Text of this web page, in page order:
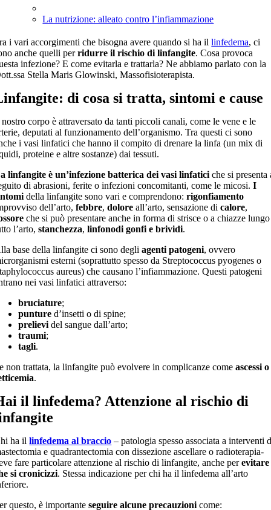
La nutrizione: alleato contro l’infiammazione
i vari accorgimenti che bisogna avere quando si ha illinfedema, ci
anche quelli perridurre il rischio di linfangite. Cosa provoca
infezione? E come evitarla e trattarla? Ne abbiamo parlato con la
Stella Maris Glowinski, Massofisioterapista.
: di cosa si tratta, sintomi e cause
corpo è attraversato da tanti piccoli canali, come le vene e le
deputati al funzionamento dell’organismo. Tra questi ci sono
i vasi linfatici che hanno il compito di drenare la linfa (un mix di
proteine e altre sostanze) dai tessuti.
linfangite è un’infezione batterica dei vasi linfatici che si presenta
di abrasioni, ferite o infezioni concomitanti, come le micosi.I
della linfangite sono vari e comprendono:rigonfiamento
dell’arto,febbre,dolore all’arto, sensazione dicalore,
che si può presentare anche in forma di strisce o a chiazze lungo
l’arto,stanchezza,linfonodi gonfi e brividi.
base della linfangite ci sono degliagenti patogeni, ovvero
esterni (soprattutto spesso da Streptococcus pyogenes o
aureus) che causano l’infiammazione. Questi patogeni
nei vasi linfatici attraverso:
bruciature;
punture d’insetti o di spine;
prelievi del sangue dall’arto;
traumi;
tagli.
non trattata, la linfangite può evolvere in complicanze comeascessi o
.
il linfedema? Attenzione al rischio di
ha illinfedema al braccio – patologia spesso associata a interventi
e quadrantectomia con dissezione ascellare o radioterapia-
fare particolare attenzione al rischio di linfangite, anche perevitare
si cronicizzi. Stessa indicazione per chi ha il linfedema all’arto
questo, è importanteseguire alcune precauzioni come: